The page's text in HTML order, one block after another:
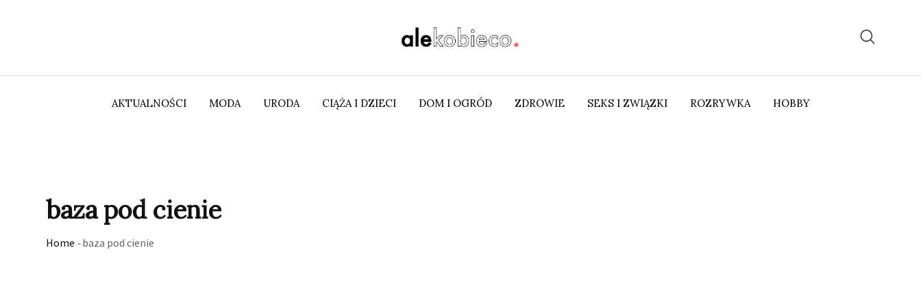
AKTUALNOŚCI MODA URODA CIĄŻA I DZIECI DOM I OGRÓD ZDROWIE SEKS I ZWIĄZKI ROZRYWKA HOBBY
baza pod cienie
Home -baza pod cienie